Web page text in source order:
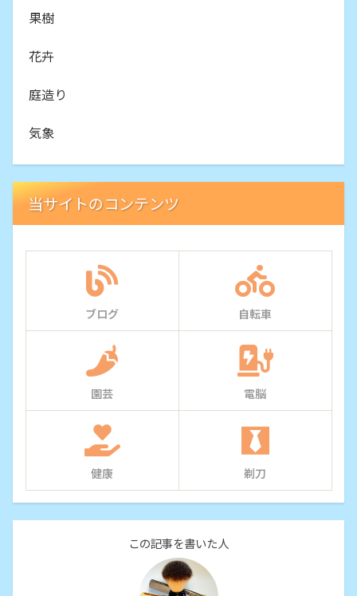
果樹
花卉
庭造り
気象
当サイトのコンテンツ
ブログ 自転車
園芸 電脳
健康 剃刀
この記事を書いた人